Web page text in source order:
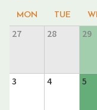
27 28 29
3 4 5